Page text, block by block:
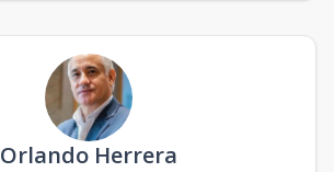
Orlando Herrera